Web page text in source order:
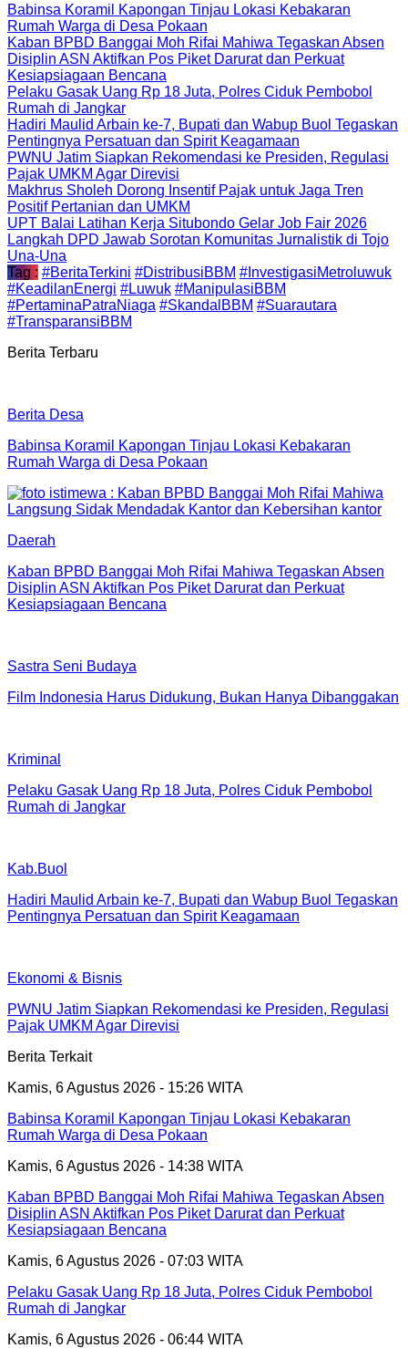
Babinsa Koramil Kapongan Tinjau Lokasi Kebakaran
Rumah Warga di Desa Pokaan
Kaban BPBD Banggai Moh Rifai Mahiwa Tegaskan Absen
Disiplin ASN Aktifkan Pos Piket Darurat dan Perkuat
Kesiapsiagaan Bencana
Pelaku Gasak Uang Rp 18 Juta, Polres Ciduk Pembobol
Rumah di Jangkar
Hadiri Maulid Arbain ke-7, Bupati dan Wabup Buol Tegaskan
Pentingnya Persatuan dan Spirit Keagamaan
PWNU Jatim Siapkan Rekomendasi ke Presiden, Regulasi
Pajak UMKM Agar Direvisi
Makhrus Sholeh Dorong Insentif Pajak untuk Jaga Tren
Positif Pertanian dan UMKM
UPT Balai Latihan Kerja Situbondo Gelar Job Fair 2026
Langkah DPD Jawab Sorotan Komunitas Jurnalistik di Tojo
Una-Una
Tag : #BeritaTerkini #DistribusiBBM #InvestigasiMetroluwuk
#KeadilanEnergi #Luwuk #ManipulasiBBM
#PertaminaPatraNiaga #SkandalBBM #Suarautara
#TransparansiBBM
Berita Terbaru
Berita Desa
Babinsa Koramil Kapongan Tinjau Lokasi Kebakaran
Rumah Warga di Desa Pokaan
Daerah
Kaban BPBD Banggai Moh Rifai Mahiwa Tegaskan Absen
Disiplin ASN Aktifkan Pos Piket Darurat dan Perkuat
Kesiapsiagaan Bencana
Sastra Seni Budaya
Film Indonesia Harus Didukung, Bukan Hanya Dibanggakan
Kriminal
Pelaku Gasak Uang Rp 18 Juta, Polres Ciduk Pembobol
Rumah di Jangkar
Kab.Buol
Hadiri Maulid Arbain ke-7, Bupati dan Wabup Buol Tegaskan
Pentingnya Persatuan dan Spirit Keagamaan
Ekonomi & Bisnis
PWNU Jatim Siapkan Rekomendasi ke Presiden, Regulasi
Pajak UMKM Agar Direvisi
Berita Terkait
Kamis, 6 Agustus 2026 - 15:26 WITA
Babinsa Koramil Kapongan Tinjau Lokasi Kebakaran
Rumah Warga di Desa Pokaan
Kamis, 6 Agustus 2026 - 14:38 WITA
Kaban BPBD Banggai Moh Rifai Mahiwa Tegaskan Absen
Disiplin ASN Aktifkan Pos Piket Darurat dan Perkuat
Kesiapsiagaan Bencana
Kamis, 6 Agustus 2026 - 07:03 WITA
Pelaku Gasak Uang Rp 18 Juta, Polres Ciduk Pembobol
Rumah di Jangkar
Kamis, 6 Agustus 2026 - 06:44 WITA